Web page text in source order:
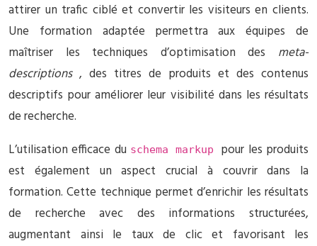
attirer un trafic ciblé et convertir les visiteurs en clients.
Une formation adaptée permettra aux équipes de
maîtriser les techniques d’optimisation des meta-
descriptions , des titres de produits et des contenus
descriptifs pour améliorer leur visibilité dans les résultats
de recherche.
L’utilisation efficace du schema markup pour les produits
est également un aspect crucial à couvrir dans la
formation. Cette technique permet d’enrichir les résultats
de recherche avec des informations structurées,
augmentant ainsi le taux de clic et favorisant les